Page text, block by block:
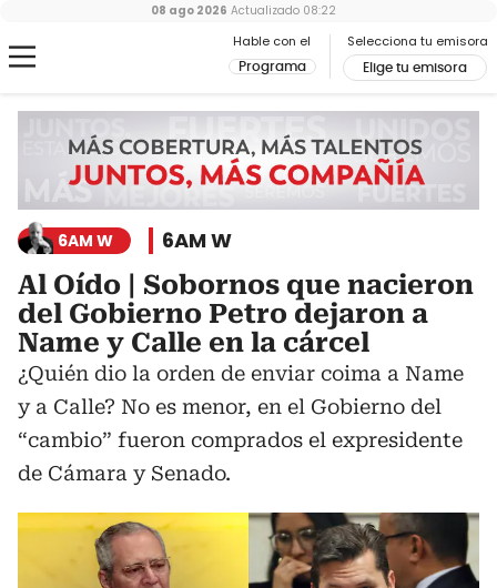
Hable con el
Programa
Selecciona tu emisora
Elige tu emisora
08 ago 2026 Actualizado 08:22
6AM W 6AM W
Al Oído | Sobornos que nacieron
del Gobierno Petro dejaron a
Name y Calle en la cárcel
¿Quién dio la orden de enviar coima a Name
y a Calle? No es menor, en el Gobierno del
“cambio” fueron comprados el expresidente
de Cámara y Senado.